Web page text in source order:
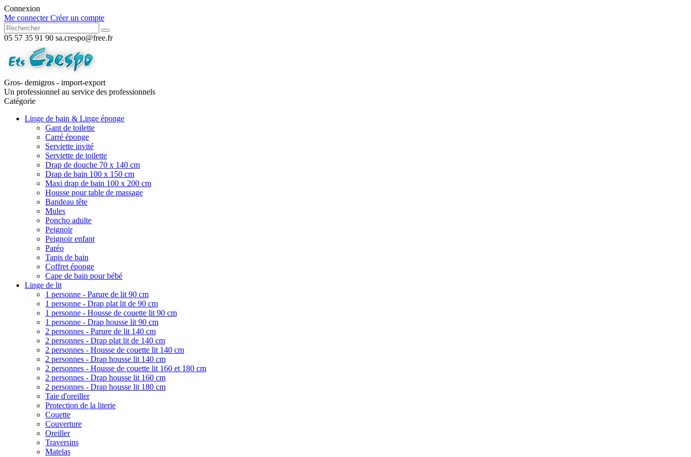
Connexion
Me connecter Créer un compte
05 57 35 91 90 sa.crespo@free.fr
Gros- demigros - import-export
Un professionnel au service des professionnels
Catégorie
Linge de bain & Linge éponge
Gant de toilette
Carré éponge
Serviette invité
Serviette de toilette
Drap de douche 70 x 140 cm
Drap de bain 100 x 150 cm
Maxi drap de bain 100 x 200 cm
Housse pour table de massage
Bandeau tête
Mules
Poncho adulte
Peignoir
Peignoir enfant
Paréo
Tapis de bain
Coffret éponge
Cape de bain pour bébé
Linge de lit
1 personne - Parure de lit 90 cm
1 personne - Drap plat lit de 90 cm
1 personne - Housse de couette lit 90 cm
1 personne - Drap housse lit 90 cm
2 personnes - Parure de lit 140 cm
2 personnes - Drap plat lit de 140 cm
2 personnes - Housse de couette lit 140 cm
2 personnes - Drap housse lit 140 cm
2 personnes - Housse de couette lit 160 et 180 cm
2 personnes - Drap housse lit 160 cm
2 personnes - Drap housse lit 180 cm
Taie d'oreiller
Protection de la literie
Couette
Couverture
Oreiller
Traversins
Matelas